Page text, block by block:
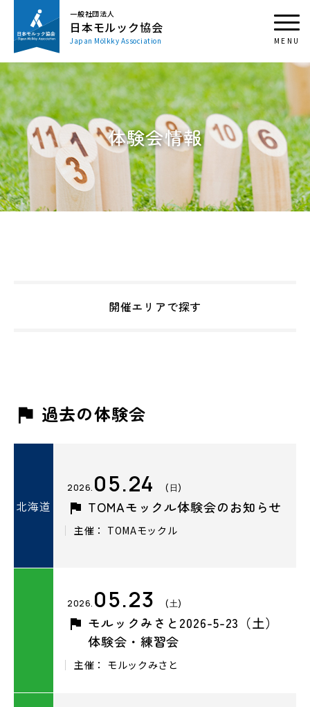
一般社団法人
日本モルック協会
Japan Mölkky Association
体験会情報
開催エリアで探す
過去の体験会
北海道
2026. 05.24 (日)
TOMAモックル体験会のお知らせ
主催： TOMAモックル
2026. 05.23 (土)
モルックみさと2026-5-23（土）
体験会・練習会
主催： モルックみさと